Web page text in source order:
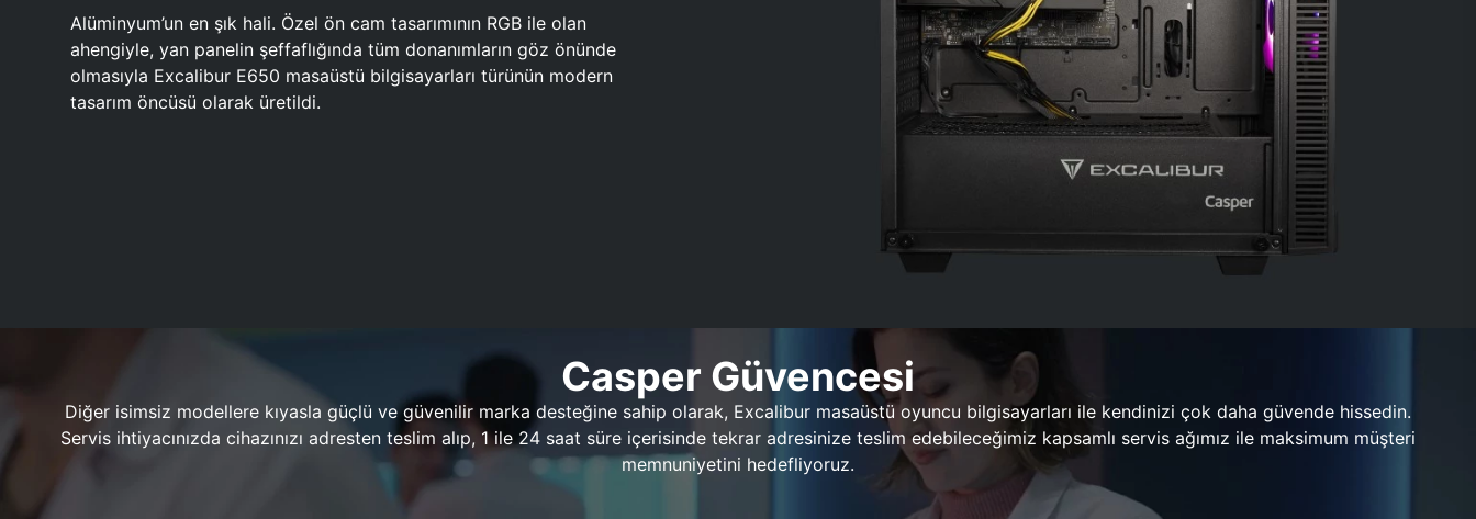
Alüminyum’un en şık hali. Özel ön cam tasarımının RGB ile olan
ahengiyle, yan panelin şeffaflığında tüm donanımların göz önünde
olmasıyla Excalibur E650 masaüstü bilgisayarları türünün modern
tasarım öncüsü olarak üretildi.
Casper Güvencesi
Diğer isimsiz modellere kıyasla güçlü ve güvenilir marka desteğine sahip olarak, Excalibur masaüstü oyuncu bilgisayarları ile kendinizi çok daha güvende hissedin.
Servis ihtiyacınızda cihazınızı adresten teslim alıp, 1 ile 24 saat süre içerisinde tekrar adresinize teslim edebileceğimiz kapsamlı servis ağımız ile maksimum müşteri
memnuniyetini hedefliyoruz.